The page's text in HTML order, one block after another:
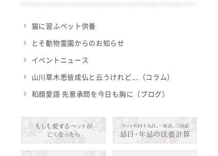
猫に習ふペット供養
とそ動物霊園からのお知らせ
イベントニュース
山川草木悉皆成仏と云うけれど...（コラム）
和顔愛語 先意承問を今日も胸に（ブログ）